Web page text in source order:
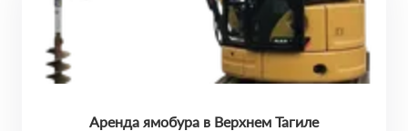
Аренда ямобура в Верхнем Тагиле